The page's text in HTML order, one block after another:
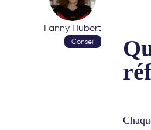
Fanny Hubert
Conseil